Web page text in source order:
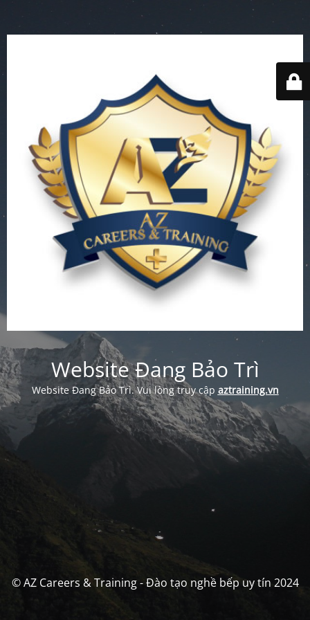
Website Đang Bảo Trì
Website Đang Bảo Trì. Vui lòng truy cập aztraining.vn
© AZ Careers & Training - Đào tạo nghề bếp uy tín 2024